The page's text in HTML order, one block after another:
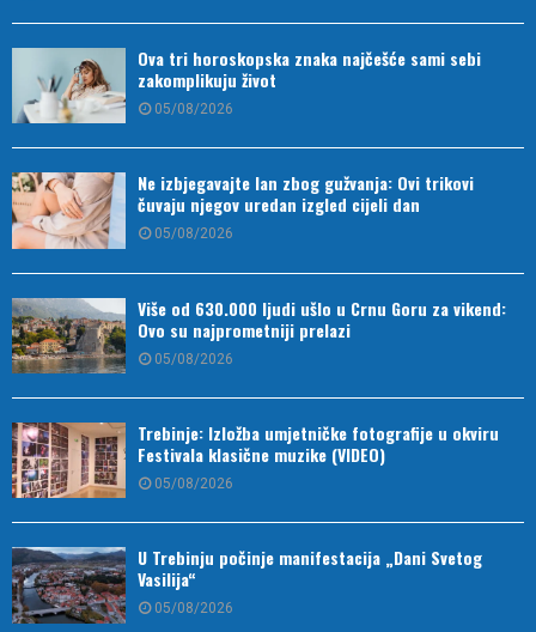
Ova tri horoskopska znaka najčešće sami sebi
zakomplikuju život
05/08/2026
Ne izbjegavajte lan zbog gužvanja: Ovi trikovi
čuvaju njegov uredan izgled cijeli dan
05/08/2026
Više od 630.000 ljudi ušlo u Crnu Goru za vikend:
Ovo su najprometniji prelazi
05/08/2026
Trebinje: Izložba umjetničke fotografije u okviru
Festivala klasične muzike (VIDEO)
05/08/2026
U Trebinju počinje manifestacija „Dani Svetog
Vasilija“
05/08/2026